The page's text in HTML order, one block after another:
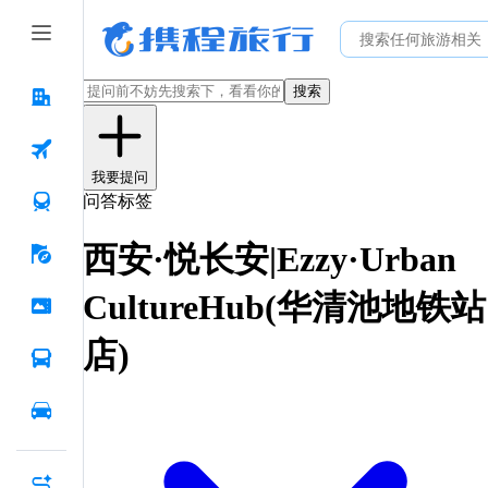
搜索
我要提问
问答标签
西安·悦长安|Ezzy·Urban
CultureHub(华清池地铁站
店)